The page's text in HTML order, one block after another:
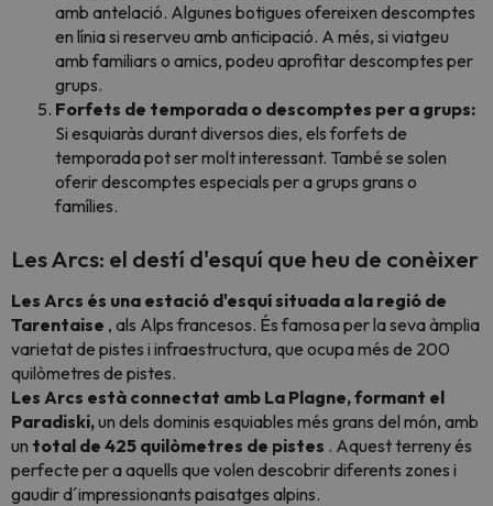
amb antelació. Algunes botigues ofereixen descomptes
en línia si reserveu amb anticipació. A més, si viatgeu
amb familiars o amics, podeu aprofitar descomptes per
grups.
Forfets de temporada o descomptes per a grups:
Si esquiaràs durant diversos dies, els forfets de
temporada pot ser molt interessant. També se solen
oferir descomptes especials per a grups grans o
famílies.
Les Arcs: el destí d'esquí que heu de conèixer
Les Arcs és una estació d'esquí situada a la regió de
Tarentaise , als Alps francesos. És famosa per la seva àmplia
varietat de pistes i infraestructura, que ocupa més de 200
quilòmetres de pistes.
Les Arcs està connectat amb La Plagne, formant el
Paradiski,un dels dominis esquiables més grans del món, amb
un total de 425 quilòmetres de pistes . Aquest terreny és
perfecte per a aquells que volen descobrir diferents zones i
gaudir d´impressionants paisatges alpins.